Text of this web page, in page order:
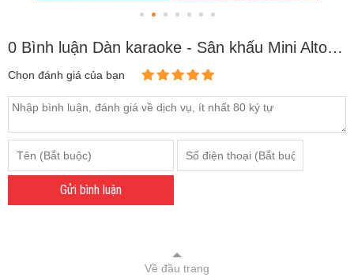
0 Bình luận Dàn karaoke - Sân khấu Mini Alto 11
Chọn đánh giá của bạn
Gửi bình luận
Về đầu trang